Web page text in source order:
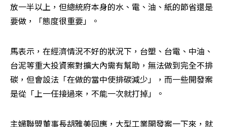
放一半以上，但總統府本身的水、電、油、紙的節省還是
要做，「態度很重要」。
馬表示，在經濟情況不好的狀況下，台塑、台電、中油、
台泥等重大投資案對擴大內需有幫助，無法做到完全不排
碳，但會設法「在做的當中使排碳減少」，而一些開發案
是從「上一任接過來，不能一次就打掉」。
主婦聯盟董事長胡雅美回應，大型工業開發案一下來，就